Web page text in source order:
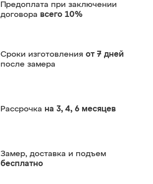
Предоплата при заключении
договора всего 10%
Сроки изготовления от 7 дней
после замера
Рассрочка на 3, 4, 6 месяцев
Замер, доставка и подъем
бесплатно